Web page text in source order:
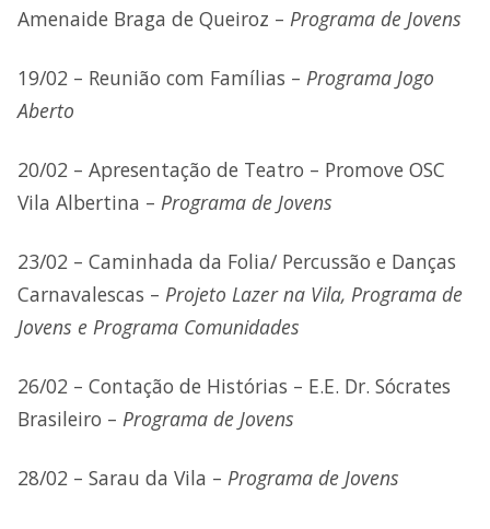
Amenaide Braga de Queiroz – Programa de Jovens
19/02 – Reunião com Famílias – Programa Jogo
Aberto
20/02 – Apresentação de Teatro – Promove OSC
Vila Albertina – Programa de Jovens
23/02 – Caminhada da Folia/ Percussão e Danças
Carnavalescas – Projeto Lazer na Vila, Programa de
Jovens e Programa Comunidades
26/02 – Contação de Histórias – E.E. Dr. Sócrates
Brasileiro – Programa de Jovens
28/02 – Sarau da Vila – Programa de Jovens